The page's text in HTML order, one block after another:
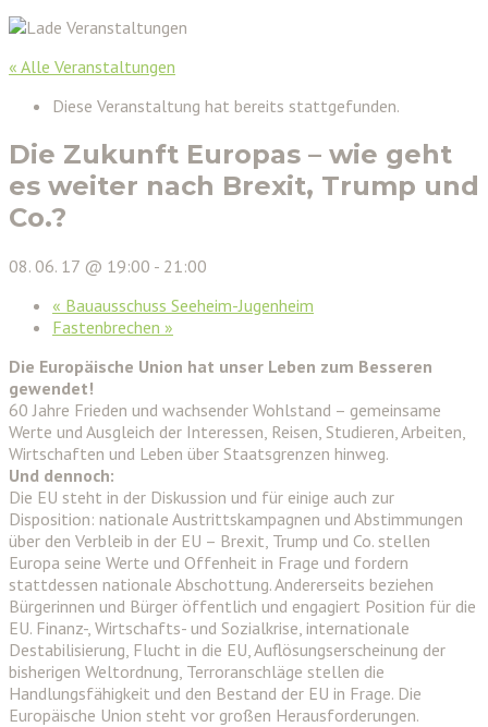
« Alle Veranstaltungen
Diese Veranstaltung hat bereits stattgefunden.
Die Zukunft Europas – wie geht
es weiter nach Brexit, Trump und
Co.?
08. 06. 17 @ 19:00 - 21:00
« Bauausschuss Seeheim-Jugenheim
Fastenbrechen »
Die Europäische Union hat unser Leben zum Besseren
gewendet!
60 Jahre Frieden und wachsender Wohlstand – gemeinsame
Werte und Ausgleich der Interessen, Reisen, Studieren, Arbeiten,
Wirtschaften und Leben über Staatsgrenzen hinweg.
Und dennoch:
Die EU steht in der Diskussion und für einige auch zur
Disposition: nationale Austrittskampagnen und Abstimmungen
über den Verbleib in der EU – Brexit, Trump und Co. stellen
Europa seine Werte und Offenheit in Frage und fordern
stattdessen nationale Abschottung. Andererseits beziehen
Bürgerinnen und Bürger öffentlich und engagiert Position für die
EU. Finanz-, Wirtschafts- und Sozialkrise, internationale
Destabilisierung, Flucht in die EU, Auflösungserscheinung der
bisherigen Weltordnung, Terroranschläge stellen die
Handlungsfähigkeit und den Bestand der EU in Frage. Die
Europäische Union steht vor großen Herausforderungen.